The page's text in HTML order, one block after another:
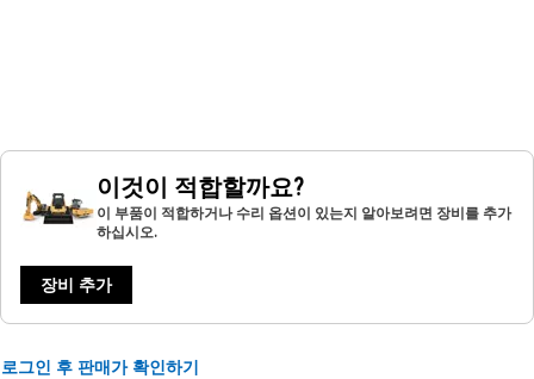
이것이 적합할까요?
이 부품이 적합하거나 수리 옵션이 있는지 알아보려면 장비를 추가
하십시오.
장비 추가
로그인 후 판매가 확인하기